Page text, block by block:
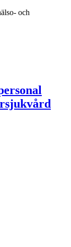
och